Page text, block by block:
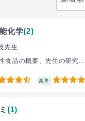
化学(2)
先生
食品の概要、先生の研究...
楽単 5
(1)